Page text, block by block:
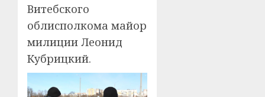
Витебского
облисполкома майор
милиции Леонид
Кубрицкий.